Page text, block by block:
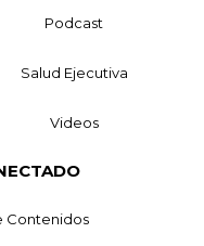
Podcast
Salud Ejecutiva
Videos
Contenidos